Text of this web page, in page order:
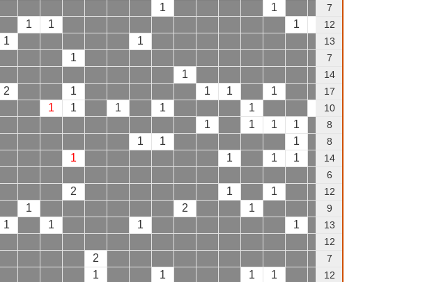
1 1 7
1 1 1 12
1 1 13
1 7
1 14
2 1 1 1 1 17
1 1 1 1 1 10
1 1 1 1 8
1 1 1 8
1 1 1 1 14
6
2 1 1 12
1 2 1 9
1 1 1 1 13
12
2 7
1 1 1 1 12